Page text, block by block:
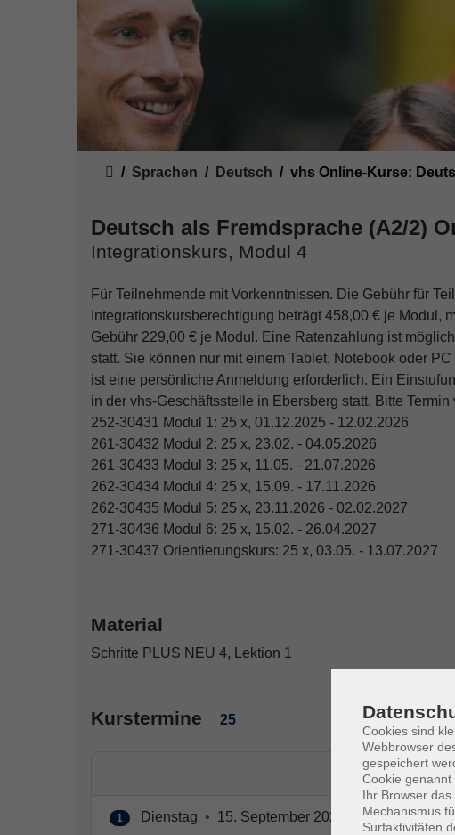
Sprachen Deutsch vhs Online-Kurse:
Deutsch als Fremdsprache (A2/2)
Integrationskurs, Modul 4
Für Teilnehmende mit Vorkenntnissen. Die Gebühr für
Integrationskursberechtigung beträgt 458,00 € je Modul,
Gebühr 229,00 € je Modul. Eine Ratenzahlung ist
statt. Sie können nur mit einem Tablet, Notebook oder
ist eine persönliche Anmeldung erforderlich. Ein
in der vhs-Geschäftsstelle in Ebersberg statt. Bitte
252-30431 Modul 1: 25 x, 01.12.2025 - 12.02.2026
261-30432 Modul 2: 25 x, 23.02. - 04.05.2026
261-30433 Modul 3: 25 x, 11.05. - 21.07.2026
262-30434 Modul 4: 25 x, 15.09. - 17.11.2026
262-30435 Modul 5: 25 x, 23.11.2026 - 02.02.2027
271-30436 Modul 6: 25 x, 15.02. - 26.04.2027
271-30437 Orientierungskurs: 25 x, 03.05. - 13.07.2027
Material
Schritte PLUS NEU 4, Lektion 1
Kurstermine 25
1 Dienstag • 15. September 2026 18:00 – 21:00
Cookies sind
Webbrowser
gespeichert
Cookie
Ihr Browser
Mechanismus
Surfaktivitäten